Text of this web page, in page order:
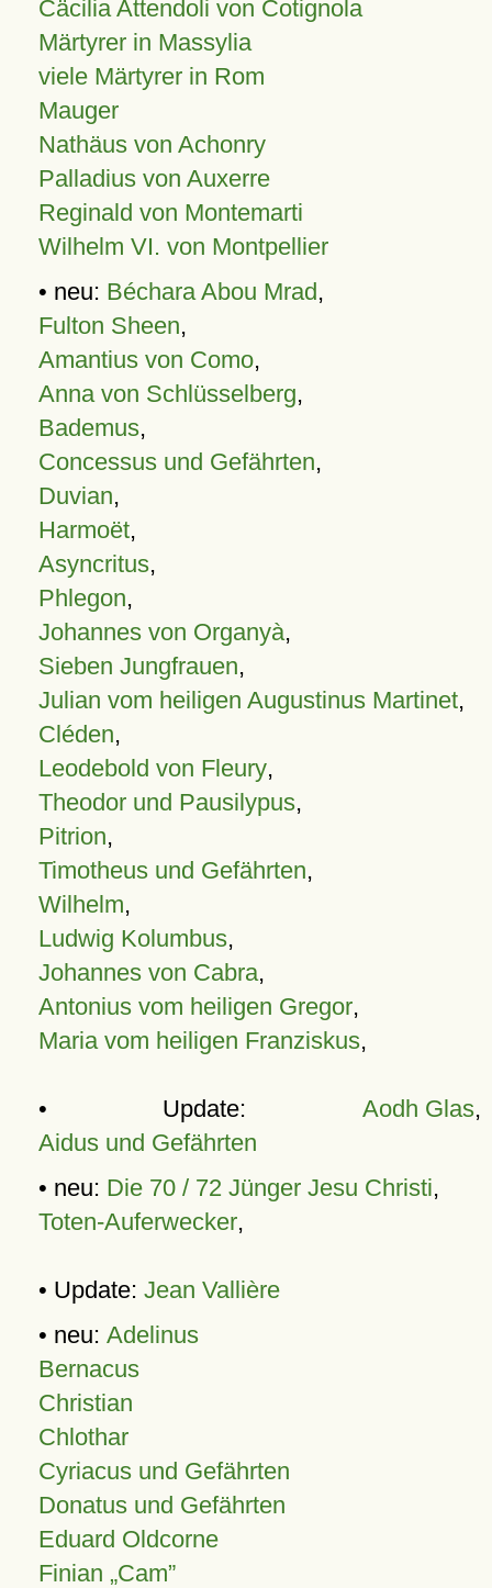
Cäcilia Attendoli von Cotignola
Märtyrer in Massylia
viele Märtyrer in Rom
Mauger
Nathäus von Achonry
Palladius von Auxerre
Reginald von Montemarti
Wilhelm VI. von Montpellier
• neu: Béchara Abou Mrad,
Fulton Sheen,
Amantius von Como,
Anna von Schlüsselberg,
Bademus,
Concessus und Gefährten,
Duvian,
Harmoët,
Asyncritus,
Phlegon,
Johannes von Organyà,
Sieben Jungfrauen,
Julian vom heiligen Augustinus Martinet,
Cléden,
Leodebold von Fleury,
Theodor und Pausilypus,
Pitrion,
Timotheus und Gefährten,
Wilhelm,
Ludwig Kolumbus,
Johannes von Cabra,
Antonius vom heiligen Gregor,
Maria vom heiligen Franziskus,
• Update: Aodh Glas,
Aidus und Gefährten
• neu: Die 70 / 72 Jünger Jesu Christi,
Toten-Auferwecker,
• Update: Jean Vallière
• neu: Adelinus
Bernacus
Christian
Chlothar
Cyriacus und Gefährten
Donatus und Gefährten
Eduard Oldcorne
Finian Cam